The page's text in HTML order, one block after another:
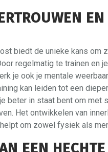
biedt de unieke kans om
regelmatig te trainen en
je ook je mentale
kan leiden tot een
beter in staat bent om met
Het ontwikkelen van
om zowel fysiek als
EEN HECHTE